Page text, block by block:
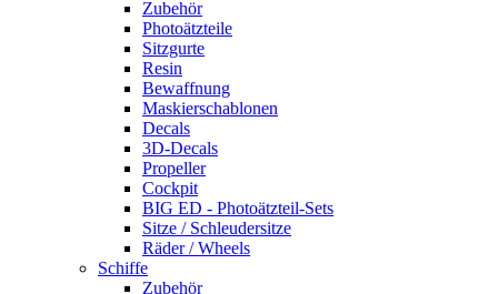
Zubehör
Photoätzteile
Sitzgurte
Resin
Bewaffnung
Maskierschablonen
Decals
3D-Decals
Propeller
Cockpit
BIG ED - Photoätzteil-Sets
Sitze / Schleudersitze
Räder / Wheels
Schiffe
Zubehör